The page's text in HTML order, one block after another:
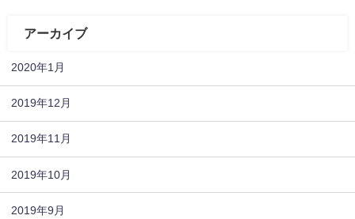
アーカイブ
2020年1月
2019年12月
2019年11月
2019年10月
2019年9月